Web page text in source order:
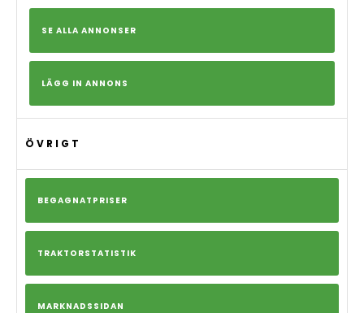
SE ALLA ANNONSER
LÄGG IN ANNONS
ÖVRIGT
BEGAGNATPRISER
TRAKTORSTATISTIK
MARKNADSSIDAN